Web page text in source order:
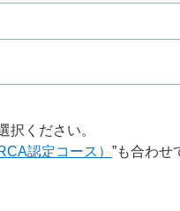
択ください。
認定コース） ”も合わせ